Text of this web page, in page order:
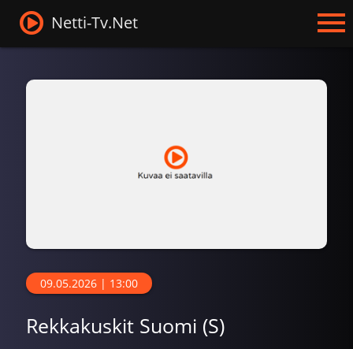
Netti-Tv.Net
09.05.2026 | 13:00
Rekkakuskit Suomi (S)